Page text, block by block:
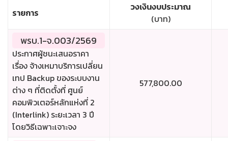
รายการ
วงเงินงบประมาณ
(บาท)
พรบ.1-จ.003/2569
ประกาศผู้ชนะเสนอราคา
เรื่อง จ้างเหมาบริการเปลี่ยน
เทป Backup ของระบบงาน
ต่าง ๆ ที่ติดตั้งที่ ศูนย์
คอมพิวเตอร์หลักแห่งที่ 2
(Interlink) ระยะเวลา 3 ปี
โดยวิธีเฉพาะเจาะจง
577,800.00